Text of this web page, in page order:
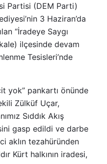
Partisi (DEM Parti)
3 Haziran’da
“İradeye Saygı
ilçesinde devam
Tesisleri’nde
yok” pankartı önünde
Zülküf Uçar,
Sıddık Akış
gasp edildi ve darbe
aklın tezahüründen
Kürt halkının iradesi,